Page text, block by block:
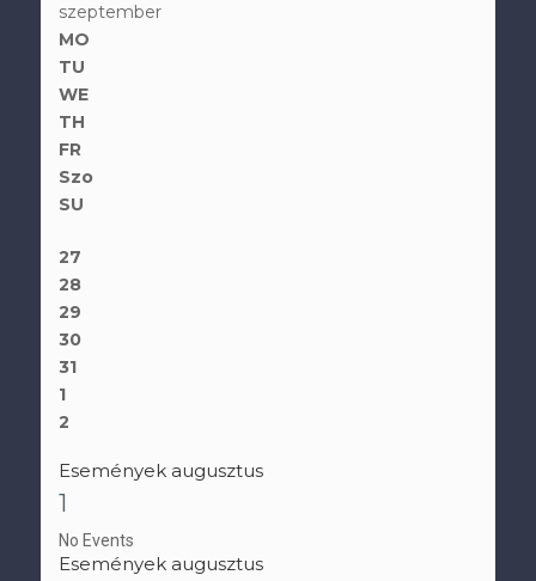
szeptember
MO
TU
WE
TH
FR
Szo
SU
27
28
29
30
31
1
2
Események augusztus
1
No Events
Események augusztus